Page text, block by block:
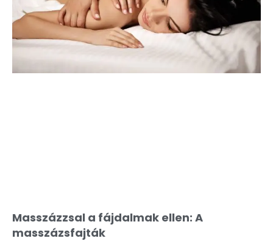
Masszázzsal a fájdalmak ellen: A
masszázsfajták